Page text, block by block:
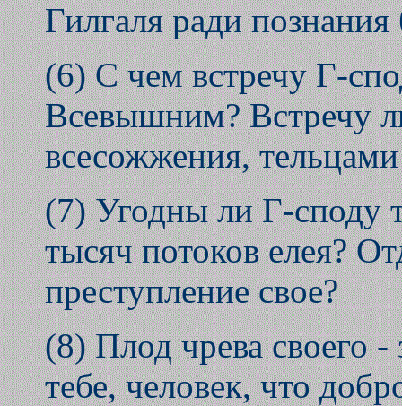
Гилгаля ради
(6) С чем встречу Г-
Всевышним? Встречу
всесожжения,
(7) Угодны ли Г-споду
тысяч потоков елея?
преступление свое?
(8) Плод чрева своего
тебе, человек, что